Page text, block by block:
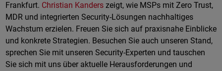
Frankfurt. Christian Kanderszeigt, wie MSPs mit Zero Trust,
MDR und integrierten Security-Lösungen nachhaltiges
Wachstum erzielen. Freuen Sie sich auf praxisnahe Einblicke
und konkrete Strategien. Besuchen Sie auch unseren Stand,
sprechen Sie mit unseren Security-Experten und tauschen
Sie sich mit uns über aktuelle Herausforderungen und